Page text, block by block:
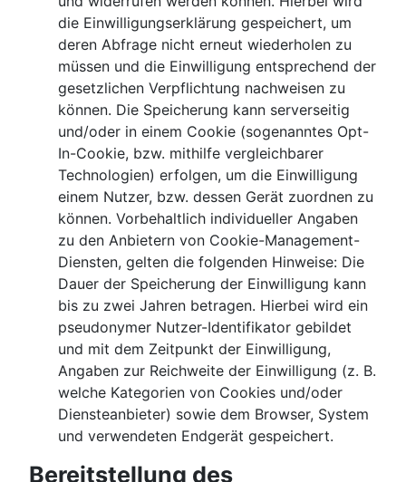
die Einwilligungserklärung gespeichert, um
deren Abfrage nicht erneut wiederholen zu
müssen und die Einwilligung entsprechend der
gesetzlichen Verpflichtung nachweisen zu
können. Die Speicherung kann serverseitig
und/oder in einem Cookie (sogenanntes Opt-
In-Cookie, bzw. mithilfe vergleichbarer
Technologien) erfolgen, um die Einwilligung
einem Nutzer, bzw. dessen Gerät zuordnen zu
können. Vorbehaltlich individueller Angaben
zu den Anbietern von Cookie-Management-
Diensten, gelten die folgenden Hinweise: Die
Dauer der Speicherung der Einwilligung kann
bis zu zwei Jahren betragen. Hierbei wird ein
pseudonymer Nutzer-Identifikator gebildet
und mit dem Zeitpunkt der Einwilligung,
Angaben zur Reichweite der Einwilligung (z. B.
welche Kategorien von Cookies und/oder
Diensteanbieter) sowie dem Browser, System
und verwendeten Endgerät gespeichert.
Bereitstellung des